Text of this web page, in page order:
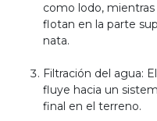
como lodo,
flotan en la parte
nata.
Filtración del agua:
fluye hacia un
final en el terreno.